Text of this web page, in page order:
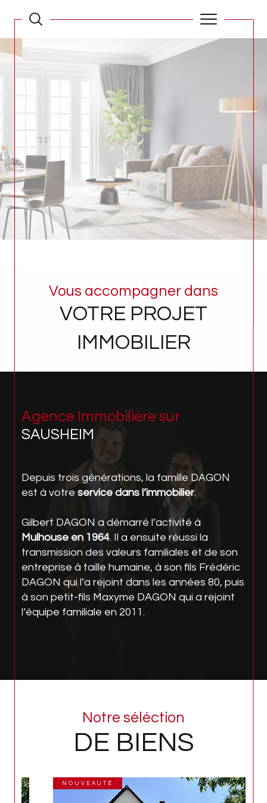
Vous accompagner dans
VOTRE PROJET
IMMOBILIER
Agence Immobilière sur
SAUSHEIM
Depuis trois générations, la famille DAGON
est à votre service dans l’immobilier.
Gilbert DAGON a démarré l’activité à
Mulhouse en 1964. Il a ensuite réussi la
transmission des valeurs familiales et de son
entreprise à taille humaine, à son fils Frédéric
DAGON qui l’a rejoint dans les années 80, puis
à son petit-fils Maxyme DAGON qui a rejoint
l’équipe familiale en 2011.
Florival – 3 Frontières
proposent de vous accompagner tout au
long de votre projet immobilier.
Notre séléction
DE BIENS
NOUVEAUTÉ